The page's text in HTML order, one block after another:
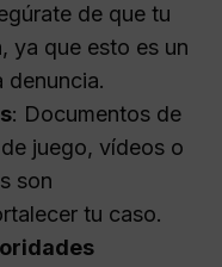
de que tu
ya que esto es un
denuncia.
: Documentos de
juego, vídeos o
son
tu caso.